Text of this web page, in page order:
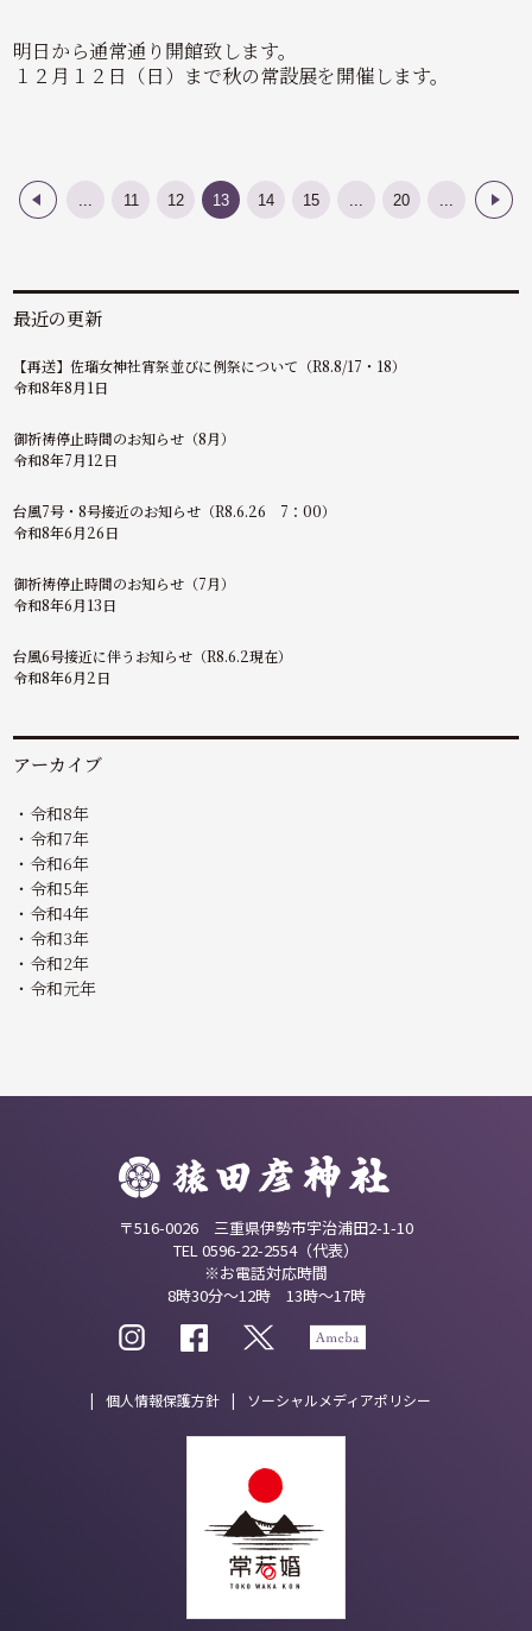
明日から通常通り開館致します。
１２月１２日（日）まで秋の常設展を開催します。
11 12 13 14 15 20
最近の更新
【再送】佐瑠女神社宵祭並びに例祭について（R8.8/17・18）
令和8年8月1日
御祈祷停止時間のお知らせ（8月）
令和8年7月12日
台風7号・8号接近のお知らせ（R8.6.26 7：00）
令和8年6月26日
御祈祷停止時間のお知らせ（7月）
令和8年6月13日
台風6号接近に伴うお知らせ（R8.6.2現在）
令和8年6月2日
アーカイブ
令和8年
令和7年
令和6年
令和5年
令和4年
令和3年
令和2年
令和元年
〒516-0026 三重県伊勢市宇治浦田2-1-10
TEL 0596-22-2554（代表）
※お電話対応時間
8時30分～12時 13時～17時
個人情報保護方針 ソーシャルメディアポリシー